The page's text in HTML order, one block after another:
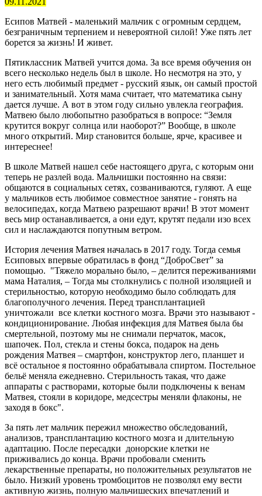
Есипов Матвей - маленький мальчик с огромным сердцем,
безграничным терпением и невероятной силой! Уже пять лет
борется за жизнь! И живет.
Пятиклассник Матвей учится дома. За все время обучения он
всего несколько недель был в школе. Но несмотря на это, у
него есть любимый предмет - русский язык, он самый простой
и занимательный. Хотя мама считает, что математика сыну
дается лучше. А вот в этом году сильно увлекла география.
Матвею было любопытно разобраться в вопросе: “Земля
крутится вокруг солнца или наоборот?” Вообще, в школе
много открытий. Мир становится больше, ярче, красивее и
интереснее!
В школе Матвей нашел себе настоящего друга, с которым они
теперь не разлей вода. Мальчишки постоянно на связи:
общаются в социальных сетях, созваниваются, гуляют. А еще
у мальчиков есть любимое совместное занятие - гонять на
велосипедах, когда Матвею разрешают врачи! В этот момент
весь мир останавливается, а они едут, крутят педали изо всех
сил и наслаждаются попутным ветром.
История лечения Матвея началась в 2017 году. Тогда семья
Есиповых впервые обратилась в фонд “ДоброСвет” за
помощью. "Тяжело морально было, – делится переживаниями
мама Наталия, – Тогда мы столкнулись с полной изоляцией и
стерильностью, которую необходимо было соблюдать для
благополучного лечения. Перед трансплантацией
уничтожали все клетки костного мозга. Врачи это называют -
кондиционирование. Любая инфекция для Матвея была бы
смертельной, поэтому мы не снимали перчаток, масок,
шапочек. Пол, стекла и стены бокса, подарок на день
рождения Матвея – смартфон, конструктор лего, планшет и
всё остальное я постоянно обрабатывала спиртом. Постельное
бельё меняла ежедневно. Стерильность такая, что даже
аппараты с растворами, которые были подключены к венам
Матвея, стояли в коридоре, медсестры меняли флаконы, не
заходя в бокс".
За пять лет мальчик пережил множество обследований,
анализов, трансплантацию костного мозга и длительную
адаптацию. После пересадки донорские клетки не
приживались до конца. Врачи пробовали сменить
лекарственные препараты, но положительных результатов не
было. Низкий уровень тромбоцитов не позволял ему вести
активную жизнь, полную мальчишеских впечатлений и